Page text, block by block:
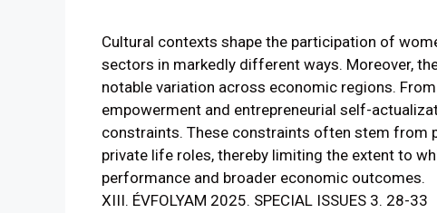
Cultural contexts shape the participation of
sectors in markedly different ways. Moreover,
notable variation across economic regions.
empowerment and entrepreneurial self-
constraints. These constraints often stem from
private life roles, thereby limiting the extent to
performance and broader economic outcomes.
XIII. ÉVFOLYAM 2025. SPECIAL ISSUES 3. 28-33